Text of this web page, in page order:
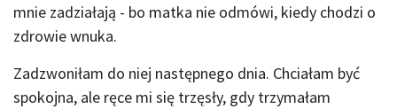
mnie zadziałają - bo matka nie odmówi, kiedy chodzi o
zdrowie wnuka.
Zadzwoniłam do niej następnego dnia. Chciałam być
spokojna, ale ręce mi się trzęsły, gdy trzymałam